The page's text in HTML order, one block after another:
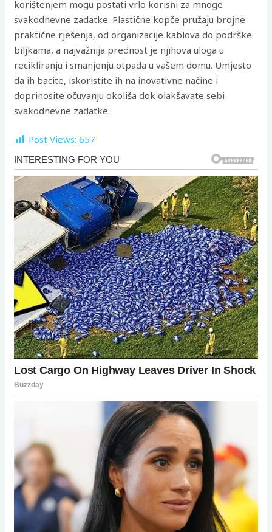
korištenjem mogu postati vrlo korisni za mnoge
svakodnevne zadatke. Plastične kopče pružaju brojne
praktične rješenja, od organizacije kablova do podrške
biljkama, a najvažnija prednost je njihova uloga u
recikliranju i smanjenju otpada u vašem domu. Umjesto
da ih bacite, iskoristite ih na inovativne načine i
doprinosite očuvanju okoliša dok olakšavate sebi
svakodnevne zadatke.
Post Views: 657